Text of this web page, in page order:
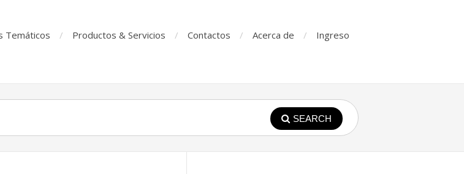
Temáticos Productos & Servicios Contactos Acerca de Ingreso
SEARCH